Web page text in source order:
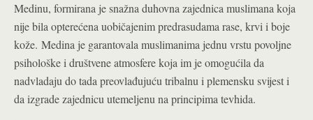
Medinu, formirana je snažna duhovna zajednica muslimana koja
nije bila opterećena uobičajenim predrasudama rase, krvi i boje
kože. Medina je garantovala muslimanima jednu vrstu povoljne
psihološke i društvene atmosfere koja im je omogućila da
nadvladaju do tada preovlađujuću tribalnu i plemensku svijest i
da izgrade zajednicu utemeljenu na principima tevhida.